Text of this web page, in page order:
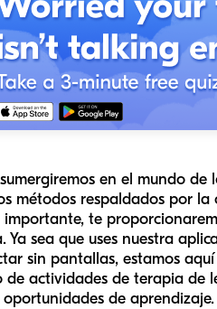
en el mundo
métodos respaldados por la
te
Ya sea que uses nuestra
sin pantallas, estamos
de actividades de terapia de
de aprendizaje.